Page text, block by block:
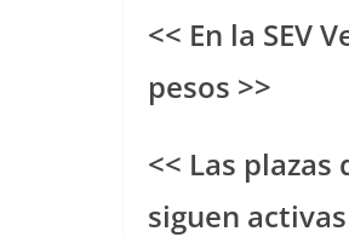
<< En la SEV
pesos >>
<< Las
siguen